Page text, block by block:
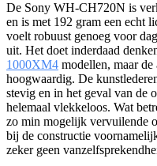
De Sony WH-CH720N is
en is met 192 gram een echt
voelt robuust genoeg voor
uit. Het doet inderdaad
1000XM4 modellen, maar
hoogwaardig. De
stevig en in het geval van de
helemaal vlekkeloos. Wat
zo min mogelijk vervuilende
bij de constructie
zeker geen